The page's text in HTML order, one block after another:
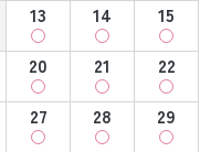
13 14
15
20 21
22
27 28
29